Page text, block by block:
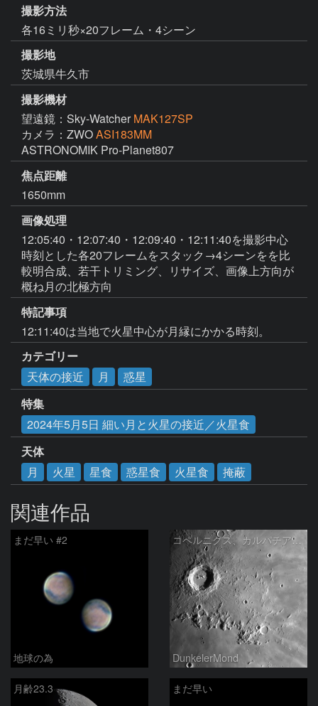
撮影方法
各16ミリ秒×20フレーム・4シーン
撮影地
茨城県牛久市
撮影機材
望遠鏡：Sky-Watcher MAK127SP
カメラ：ZWOASI183MM
ASTRONOMIK Pro-Planet807
焦点距離
1650mm
画像処理
12:05:40・12:07:40・12:09:40・12:11:40を撮影中心
時刻とした各20フレームをスタック→4シーンをを比
較明合成、若干トリミング、リサイズ、画像上方向が
概ね月の北極方向
特記事項
12:11:40は当地で火星中心が月縁にかかる時刻。
カテゴリー
天体の接近
月
惑星
特集
2024年5月5日 細い月と火星の接近／火星食
天体
月
火星 星食 惑星食 火星食 掩蔽
関連作品
まだ早い #2
地球の為
コペルニクス、カルパチア山脈付近
DunkelerMond
月齢23.3 まだ早い